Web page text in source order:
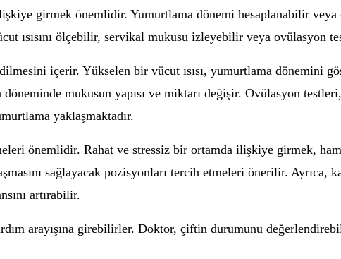
girmek önemlidir. Yumurtlama dönemi hesaplanabilir
ısısını ölçebilir, servikal mukusu izleyebilir veya ovülasyon
içerir. Yükselen bir vücut ısısı, yumurtlama dönemini
mukusun yapısı ve miktarı değişir. Ovülasyon
yaklaşmaktadır.
önemlidir. Rahat ve stressiz bir ortamda ilişkiye girmek,
sağlayacak pozisyonları tercih etmeleri önerilir. Ayrıca,
artırabilir.
arayışına girebilirler. Doktor, çiftin durumunu